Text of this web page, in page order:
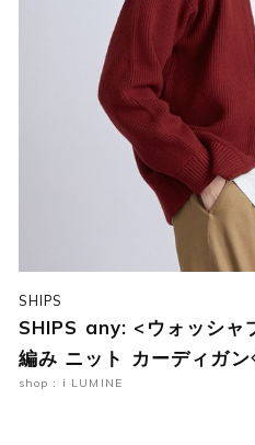
SHIPS
SHIPS any: <ウォッシャ
編み ニット カーディガ
shop : i LUMINE